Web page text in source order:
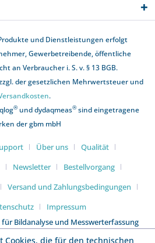
und Dienstleistungen erfolgt
Gewerbetreibende, öffentliche
an Verbraucher i. S. v. § 13 BGB.
der gesetzlichen Mehrwertsteuer und
.
®und dydaqmeas®sind eingetragene
der gbm mbH
Über uns
Qualität
Newsletter
Bestellvorgang
Versand und Zahlungsbedingungen
Impressum
Bildanalyse und Messwerterfassung
mbH
Cookies, die für den technischen